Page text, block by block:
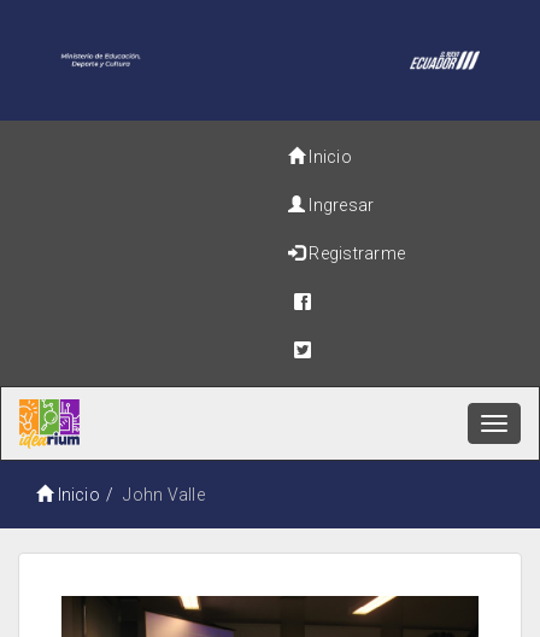
Inicio
Ingresar
Registrarme
Inicio John Valle